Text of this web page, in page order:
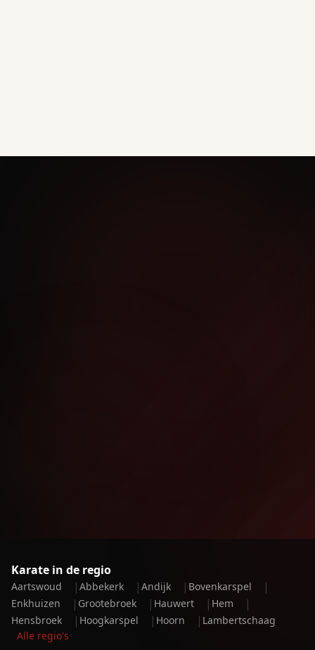
Karate in de regio
Aartswoud | Abbekerk | Andijk | Bovenkarspel |
Enkhuizen | Grootebroek | Hauwert | Hem |
Hensbroek | Hoogkarspel | Hoorn | Lambertschaag
Alle regio's